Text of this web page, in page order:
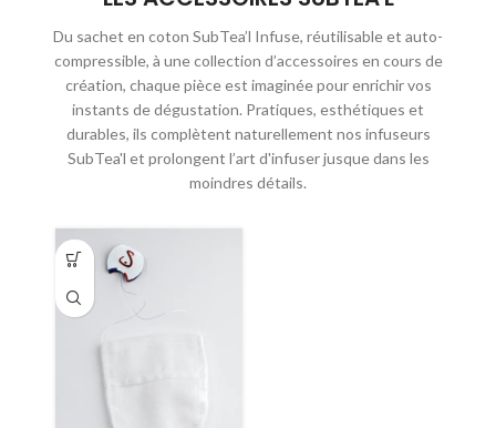
Du sachet en coton SubTea’l Infuse, réutilisable et auto-
compressible, à une collection d’accessoires en cours de
création, chaque pièce est imaginée pour enrichir vos
instants de dégustation. Pratiques, esthétiques et
durables, ils complètent naturellement nos infuseurs
SubTea'l et prolongent l’art d'infuser jusque dans les
moindres détails.